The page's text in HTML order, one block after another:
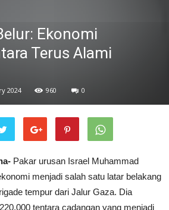
Ekonomi
Terus Alami
2024 960 0
Pakar urusan Israel Muhammad
menjadi salah satu latar belakang
tempur dari Jalur Gaza. Dia
tentara cadangan yang menjadi